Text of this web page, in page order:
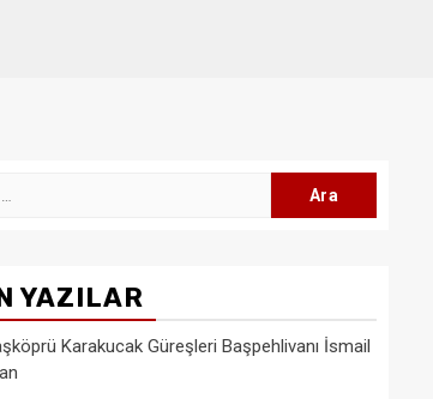
YAZILAR
Karakucak Güreşleri Başpehlivanı İsmail